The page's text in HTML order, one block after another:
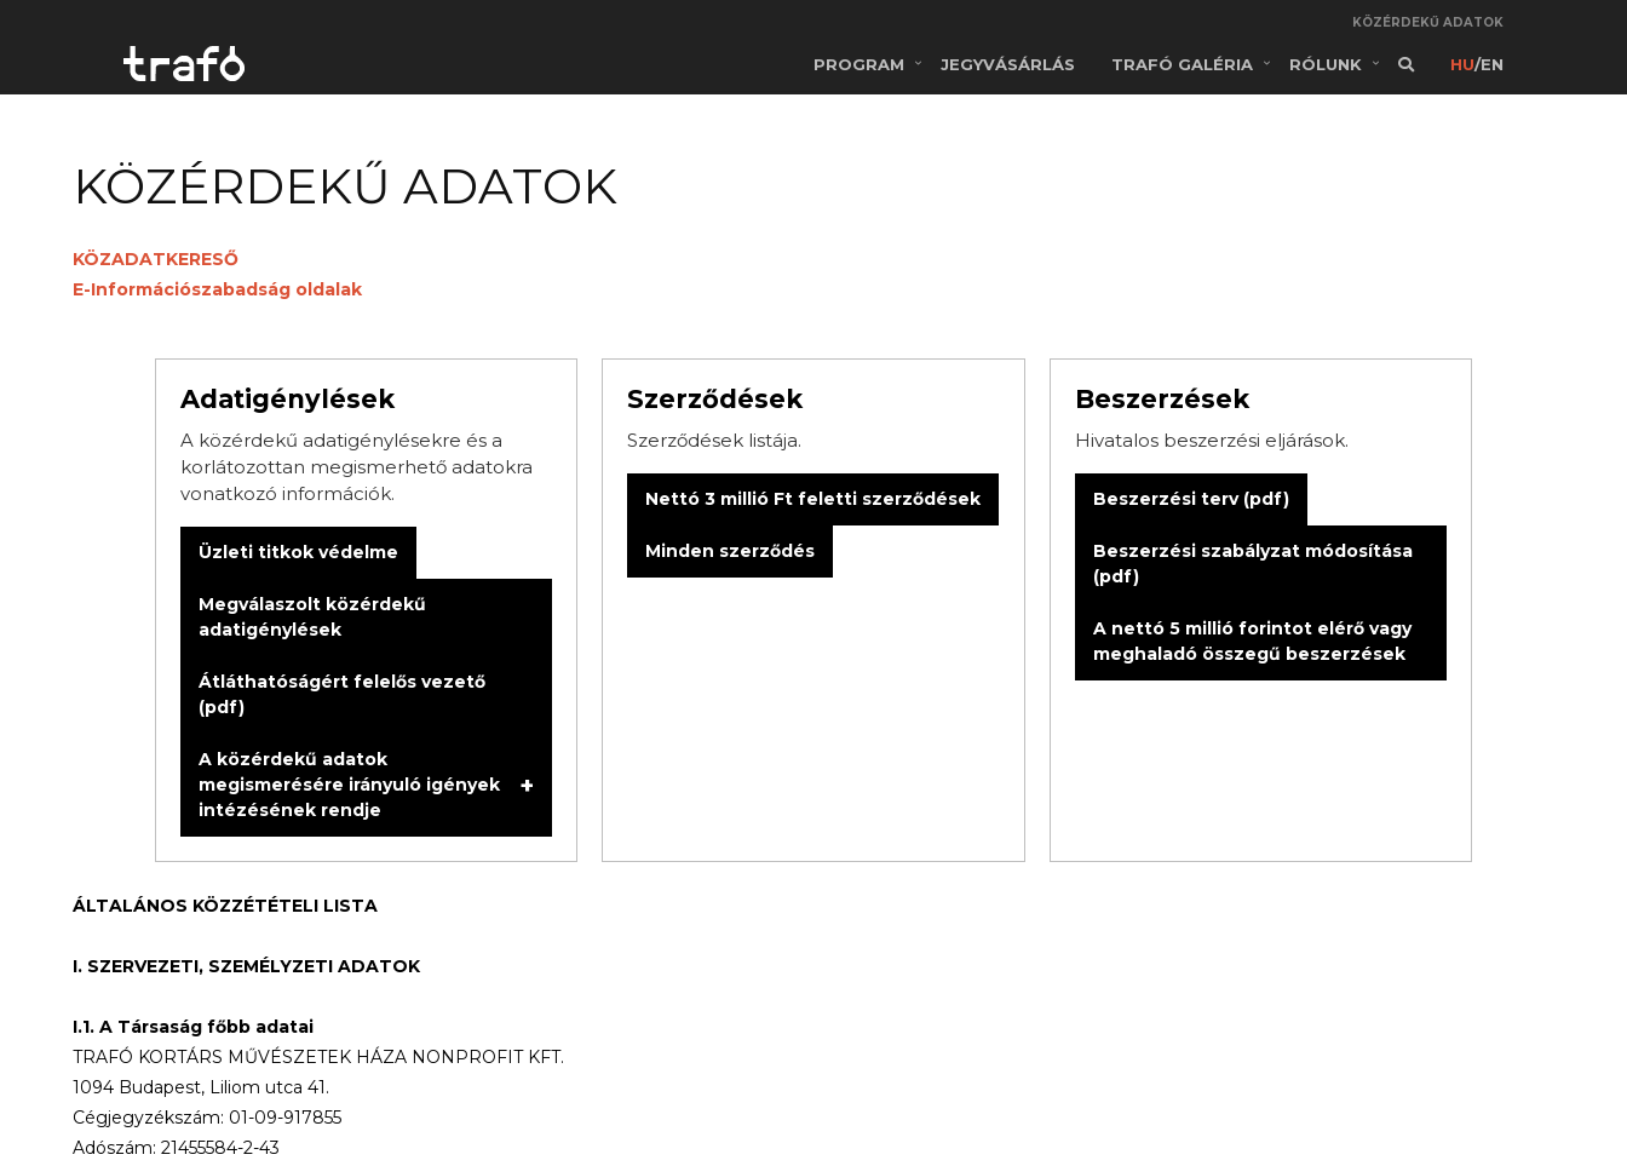
KÖZÉRDEKŰ ADATOK
PROGRAM JEGYVÁSÁRLÁS TRAFÓ GALÉRIA RÓLUNK HU/EN
KÖZÉRDEKŰ ADATOK
KÖZADATKERESŐ
E-Információszabadság oldalak
Adatigénylések
A közérdekű adatigénylésekre és a
korlátozottan megismerhető adatokra
vonatkozó információk.
Üzleti titkok védelme
Megválaszolt közérdekű
adatigénylések
Átláthatóságért felelős vezető
(pdf)
A közérdekű adatok
megismerésére irányuló igények
intézésének rendje
+
Szerződések
Szerződések listája.
Nettó 3 millió Ft feletti szerződések
Minden szerződés
Beszerzések
Hivatalos beszerzési eljárások.
Beszerzési terv (pdf)
Beszerzési szabályzat módosítása
(pdf)
A nettó 5 millió forintot elérő vagy
meghaladó összegű beszerzések
ÁLTALÁNOS KÖZZÉTÉTELI LISTA
I. SZERVEZETI, SZEMÉLYZETI ADATOK
I.1. A Társaság főbb adatai
TRAFÓ KORTÁRS MŰVÉSZETEK HÁZA NONPROFIT KFT.
1094 Budapest, Liliom utca 41.
Cégjegyzékszám: 01-09-917855
Adószám: 21455584-2-43